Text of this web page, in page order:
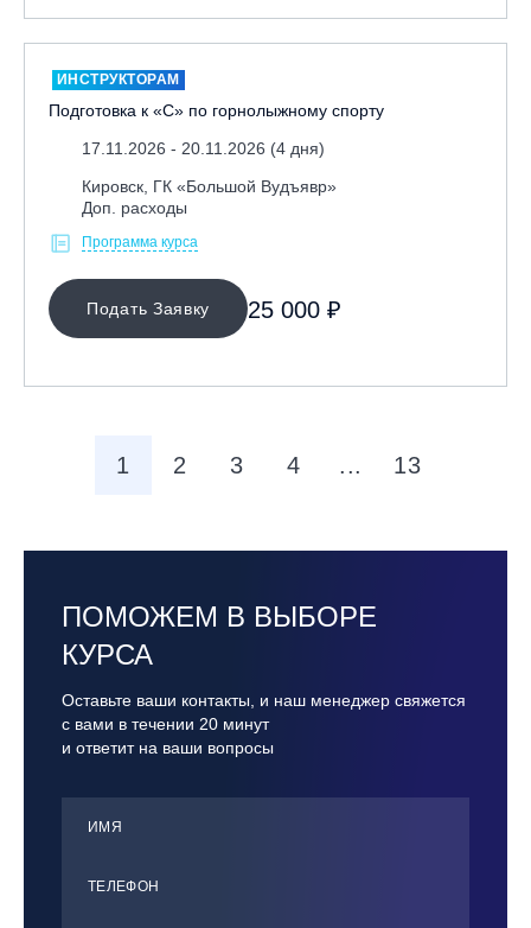
ИНСТРУКТОРАМ
Подготовка к «С» по горнолыжному спорту
17.11.2026 - 20.11.2026 (4 дня)
Кировск, ГК «Большой Вудъявр»
Доп. расходы
Программа курса
Подать Заявку 25 000 ₽
1 2 3 4 ... 13
ПОМОЖЕМ В ВЫБОРЕ
КУРСА
Оставьте ваши контакты, и наш менеджер свяжется
с вами в течении 20 минут
и ответит на ваши вопросы
ИМЯ
ТЕЛЕФОН